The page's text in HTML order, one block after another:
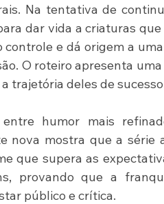
Na tentativa de
dar vida a criaturas
controle e dá origem a
O roteiro apresenta
trajetória deles de
entre humor mais
nova mostra que a série
que supera as
provando que a
público e crítica.